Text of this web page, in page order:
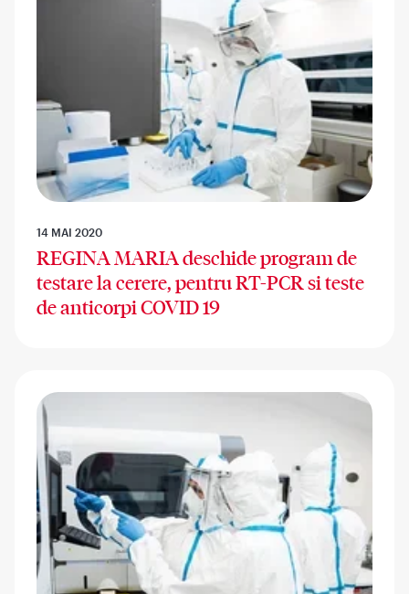
14 MAI 2020
REGINA MARIA deschide program de
testare la cerere, pentru RT-PCR si teste
de anticorpi COVID 19